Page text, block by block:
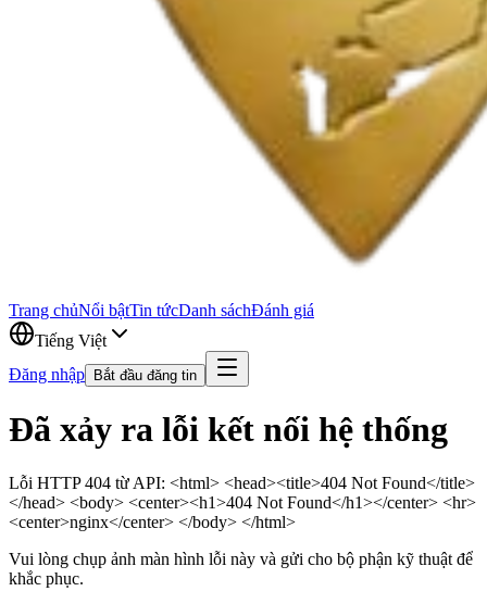
Trang chủNổi bậtTin tứcDanh sáchĐánh giá
Tiếng Việt
Đăng nhập
Bắt đầu đăng tin
Đã xảy ra lỗi kết nối hệ thống
Lỗi HTTP 404 từ API: <html> <head><title>404 Not Found</title>
</head> <body> <center><h1>404 Not Found</h1></center> <hr>
<center>nginx</center> </body> </html>
Vui lòng chụp ảnh màn hình lỗi này và gửi cho bộ phận kỹ thuật để
khắc phục.